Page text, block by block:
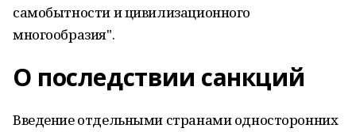
самобытности и цивилизационного
многообразия".
О последствии санкций
Введение отдельными странами односторонних